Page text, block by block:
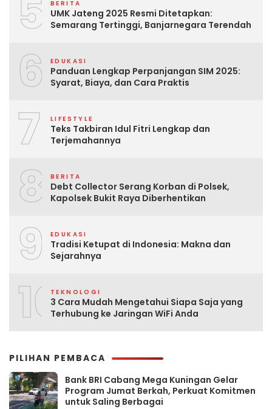
5 BERITA
UMK Jateng 2025 Resmi Ditetapkan:
Semarang Tertinggi, Banjarnegara Terendah
6 EDUKASI
Panduan Lengkap Perpanjangan SIM 2025:
Syarat, Biaya, dan Cara Praktis
7 LIFESTYLE
Teks Takbiran Idul Fitri Lengkap dan
Terjemahannya
8 BERITA
Debt Collector Serang Korban di Polsek,
Kapolsek Bukit Raya Diberhentikan
9 EDUKASI
Tradisi Ketupat di Indonesia: Makna dan
Sejarahnya
10TEKNOLOGI
3 Cara Mudah Mengetahui Siapa Saja yang
Terhubung ke Jaringan WiFi Anda
PILIHAN PEMBACA
Bank BRI Cabang Mega Kuningan Gelar
Program Jumat Berkah, Perkuat Komitmen
untuk Saling Berbagai